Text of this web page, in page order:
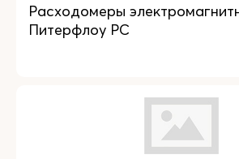
Расходомеры
Питерфлоу РС